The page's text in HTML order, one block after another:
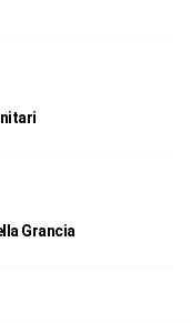
Grancia